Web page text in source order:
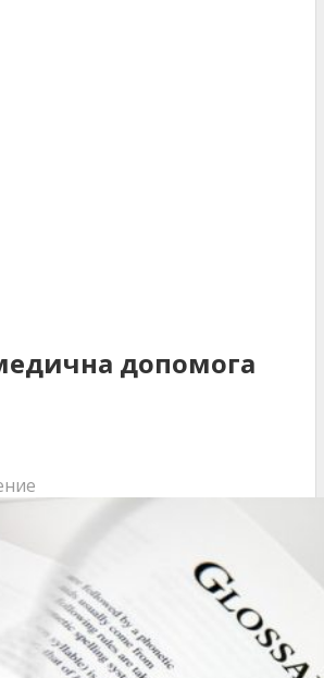
допомога